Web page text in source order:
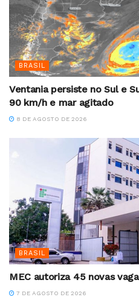
BRASIL
Ventania persiste no Sul e
90 km/h e mar agitado
8 DE AGOSTO DE 2026
BRASIL
MEC autoriza 45 novas
7 DE AGOSTO DE 2026